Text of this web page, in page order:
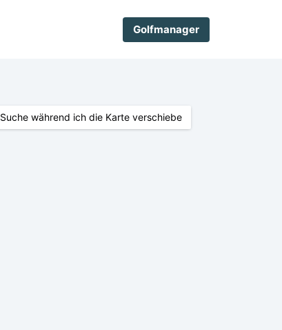
Golfmanager
Suche während ich die Karte verschiebe